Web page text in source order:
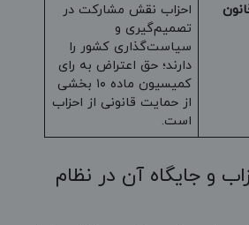
احزاب نقش مشارکت در
تصمیم‌گیری و
سیاست‌گذاری کشور را
دارند؛ حق اعتراض به رای
کمیسیون ماده ۱۰ بخشی
از حمایت قانونی از احزاب
است.
و جایگاه آن در نظام